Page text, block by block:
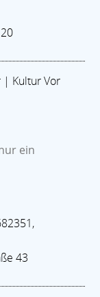
| Kultur Vor
ein
43